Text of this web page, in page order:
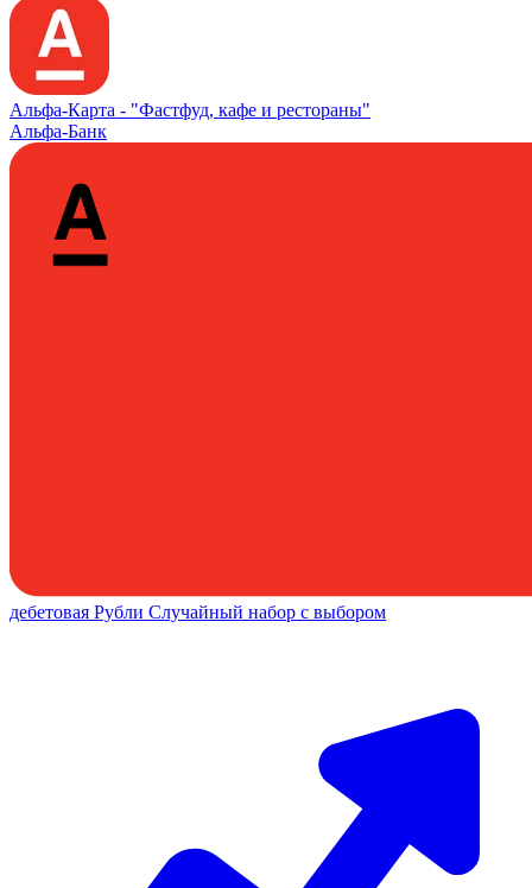
Альфа‑Карта - "Фастфуд, кафе и рестораны"
Альфа-Банк
дебетовая Рубли Случайный набор с выбором